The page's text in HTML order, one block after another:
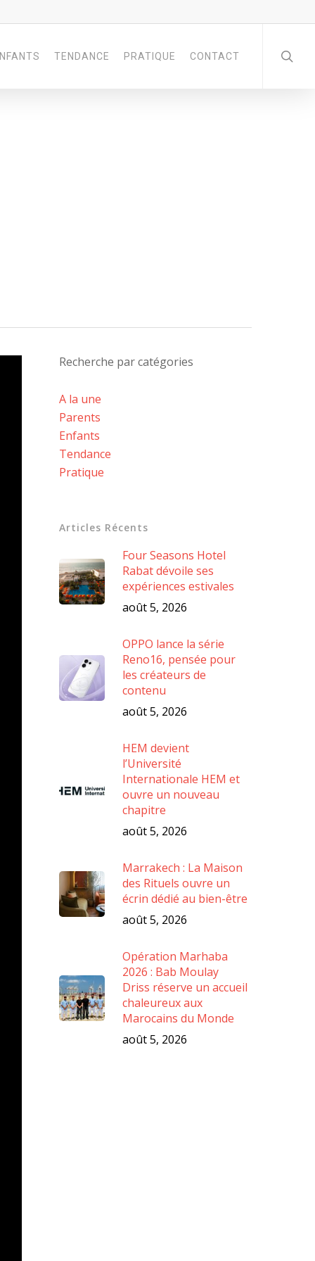
TENDANCE PRATIQUE CONTACT
Recherche par catégories
A la une
Parents
Enfants
Tendance
Pratique
Articles Récents
Four Seasons Hotel
Rabat dévoile ses
expériences estivales
août 5, 2026
OPPO lance la série
Reno16, pensée pour
les créateurs de
contenu
août 5, 2026
HEM devient
l’Université
Internationale HEM et
ouvre un nouveau
chapitre
août 5, 2026
Marrakech : La Maison
des Rituels ouvre un
écrin dédié au bien-être
août 5, 2026
Opération Marhaba
2026 : Bab Moulay
Driss réserve un accueil
chaleureux aux
Marocains du Monde
août 5, 2026